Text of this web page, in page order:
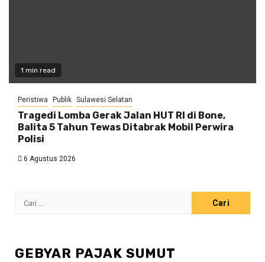
1 min read
Peristiwa Publik Sulawesi Selatan
Tragedi Lomba Gerak Jalan HUT RI di Bone,
Balita 5 Tahun Tewas Ditabrak Mobil Perwira
Polisi
6 Agustus 2026
Cari
GEBYAR PAJAK SUMUT